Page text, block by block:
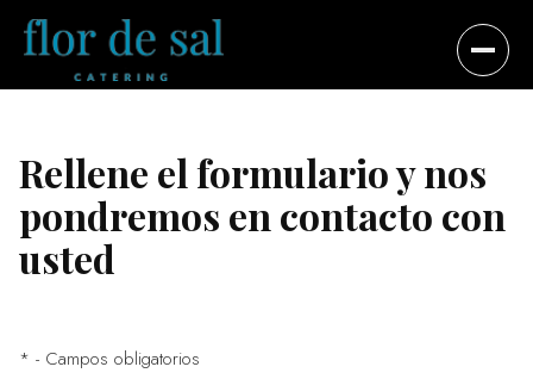
↗
03 COCKTAILS DE EMPRESA
ALMUERZOS DE TRABAJO
Rellene el formulario y nos
pondremos en contacto con
usted
* - Campos obligatorios